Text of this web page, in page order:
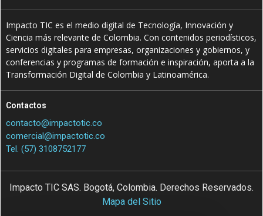
Impacto TIC es el medio digital de Tecnología, Innovación y
Ciencia más relevante de Colombia. Con contenidos periodísticos,
servicios digitales para empresas, organizaciones y gobiernos, y
conferencias y programas de formación e inspiración, aporta a la
Transformación Digital de Colombia y Latinoamérica.
Contactos
contacto@impactotic.co
comercial@impactotic.co
Tel. (57) 3108752177
Impacto TIC SAS. Bogotá, Colombia. Derechos Reservados.
Mapa del Sitio